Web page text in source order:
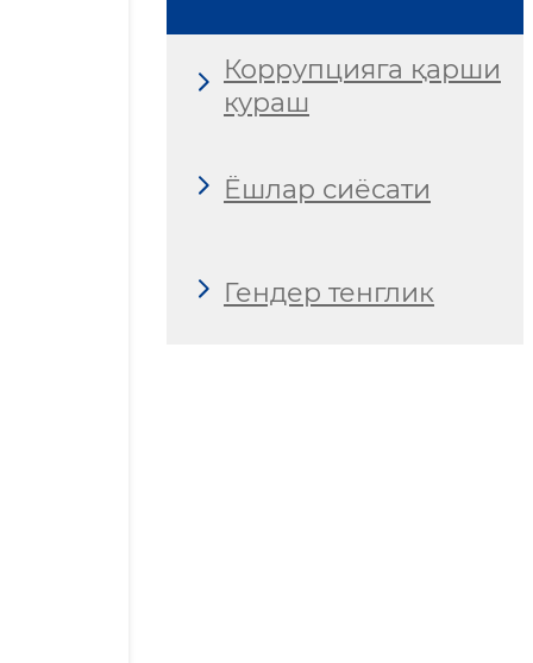
Коррупцияга қарши
кураш
Ёшлар сиёсати
Гендер тенглик